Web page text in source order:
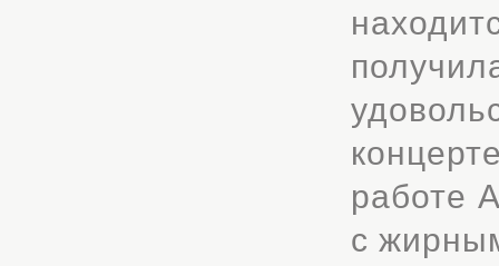
работе
с